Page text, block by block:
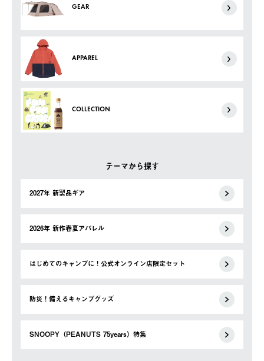
GEAR
APPAREL
COLLECTION
テーマから探す
2027年 新製品ギア
2026年 新作春夏アパレル
はじめてのキャンプに！公式オンライン店限定セット
防災！備えるキャンプグッズ
SNOOPY（PEANUTS 75years）特集